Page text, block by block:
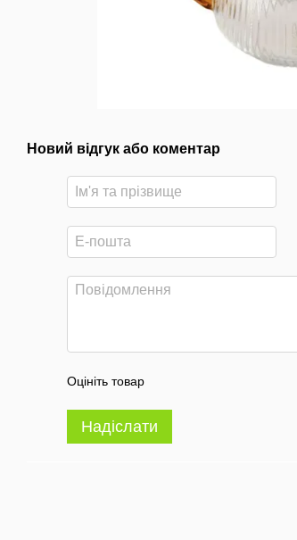
Новий відгук або коментар
Оцініть товар
Надіслати